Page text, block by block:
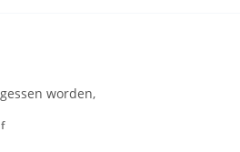
worden,